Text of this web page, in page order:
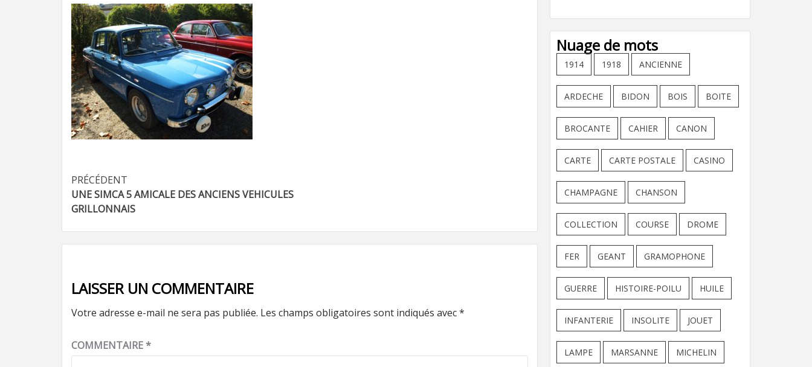
Navigation
d’article
PRÉCÉDENT
UNE SIMCA 5 AMICALE DES ANCIENS VEHICULES
GRILLONNAIS
LAISSER UN COMMENTAIRE
Votre adresse e-mail ne sera pas publiée. Les champs obligatoires sont indiqués avec*
COMMENTAIRE*
Nuage de mots
1914 1918 ANCIENNE
ARDECHE BIDON BOIS BOITE
BROCANTE CAHIER CANON
CARTE CARTE POSTALE CASINO
CHAMPAGNE CHANSON
COLLECTION COURSE DROME
FER GEANT GRAMOPHONE
GUERRE HISTOIRE-POILU HUILE
INFANTERIE INSOLITE JOUET
LAMPE MARSANNE MICHELIN